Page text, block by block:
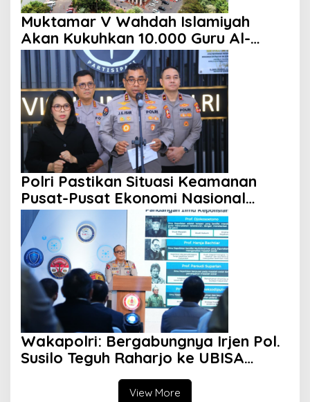
Muktamar V Wahdah Islamiyah
Akan Kukuhkan 10.000 Guru Al-
Qur’an di Masjid Istiqlal
Polri Pastikan Situasi Keamanan
Pusat-Pusat Ekonomi Nasional
Tetap Kondusif
Wakapolri: Bergabungnya Irjen Pol.
Susilo Teguh Raharjo ke UBISA
Perkuat Jejaring Nasional Pusat
Studi KepolisianView More